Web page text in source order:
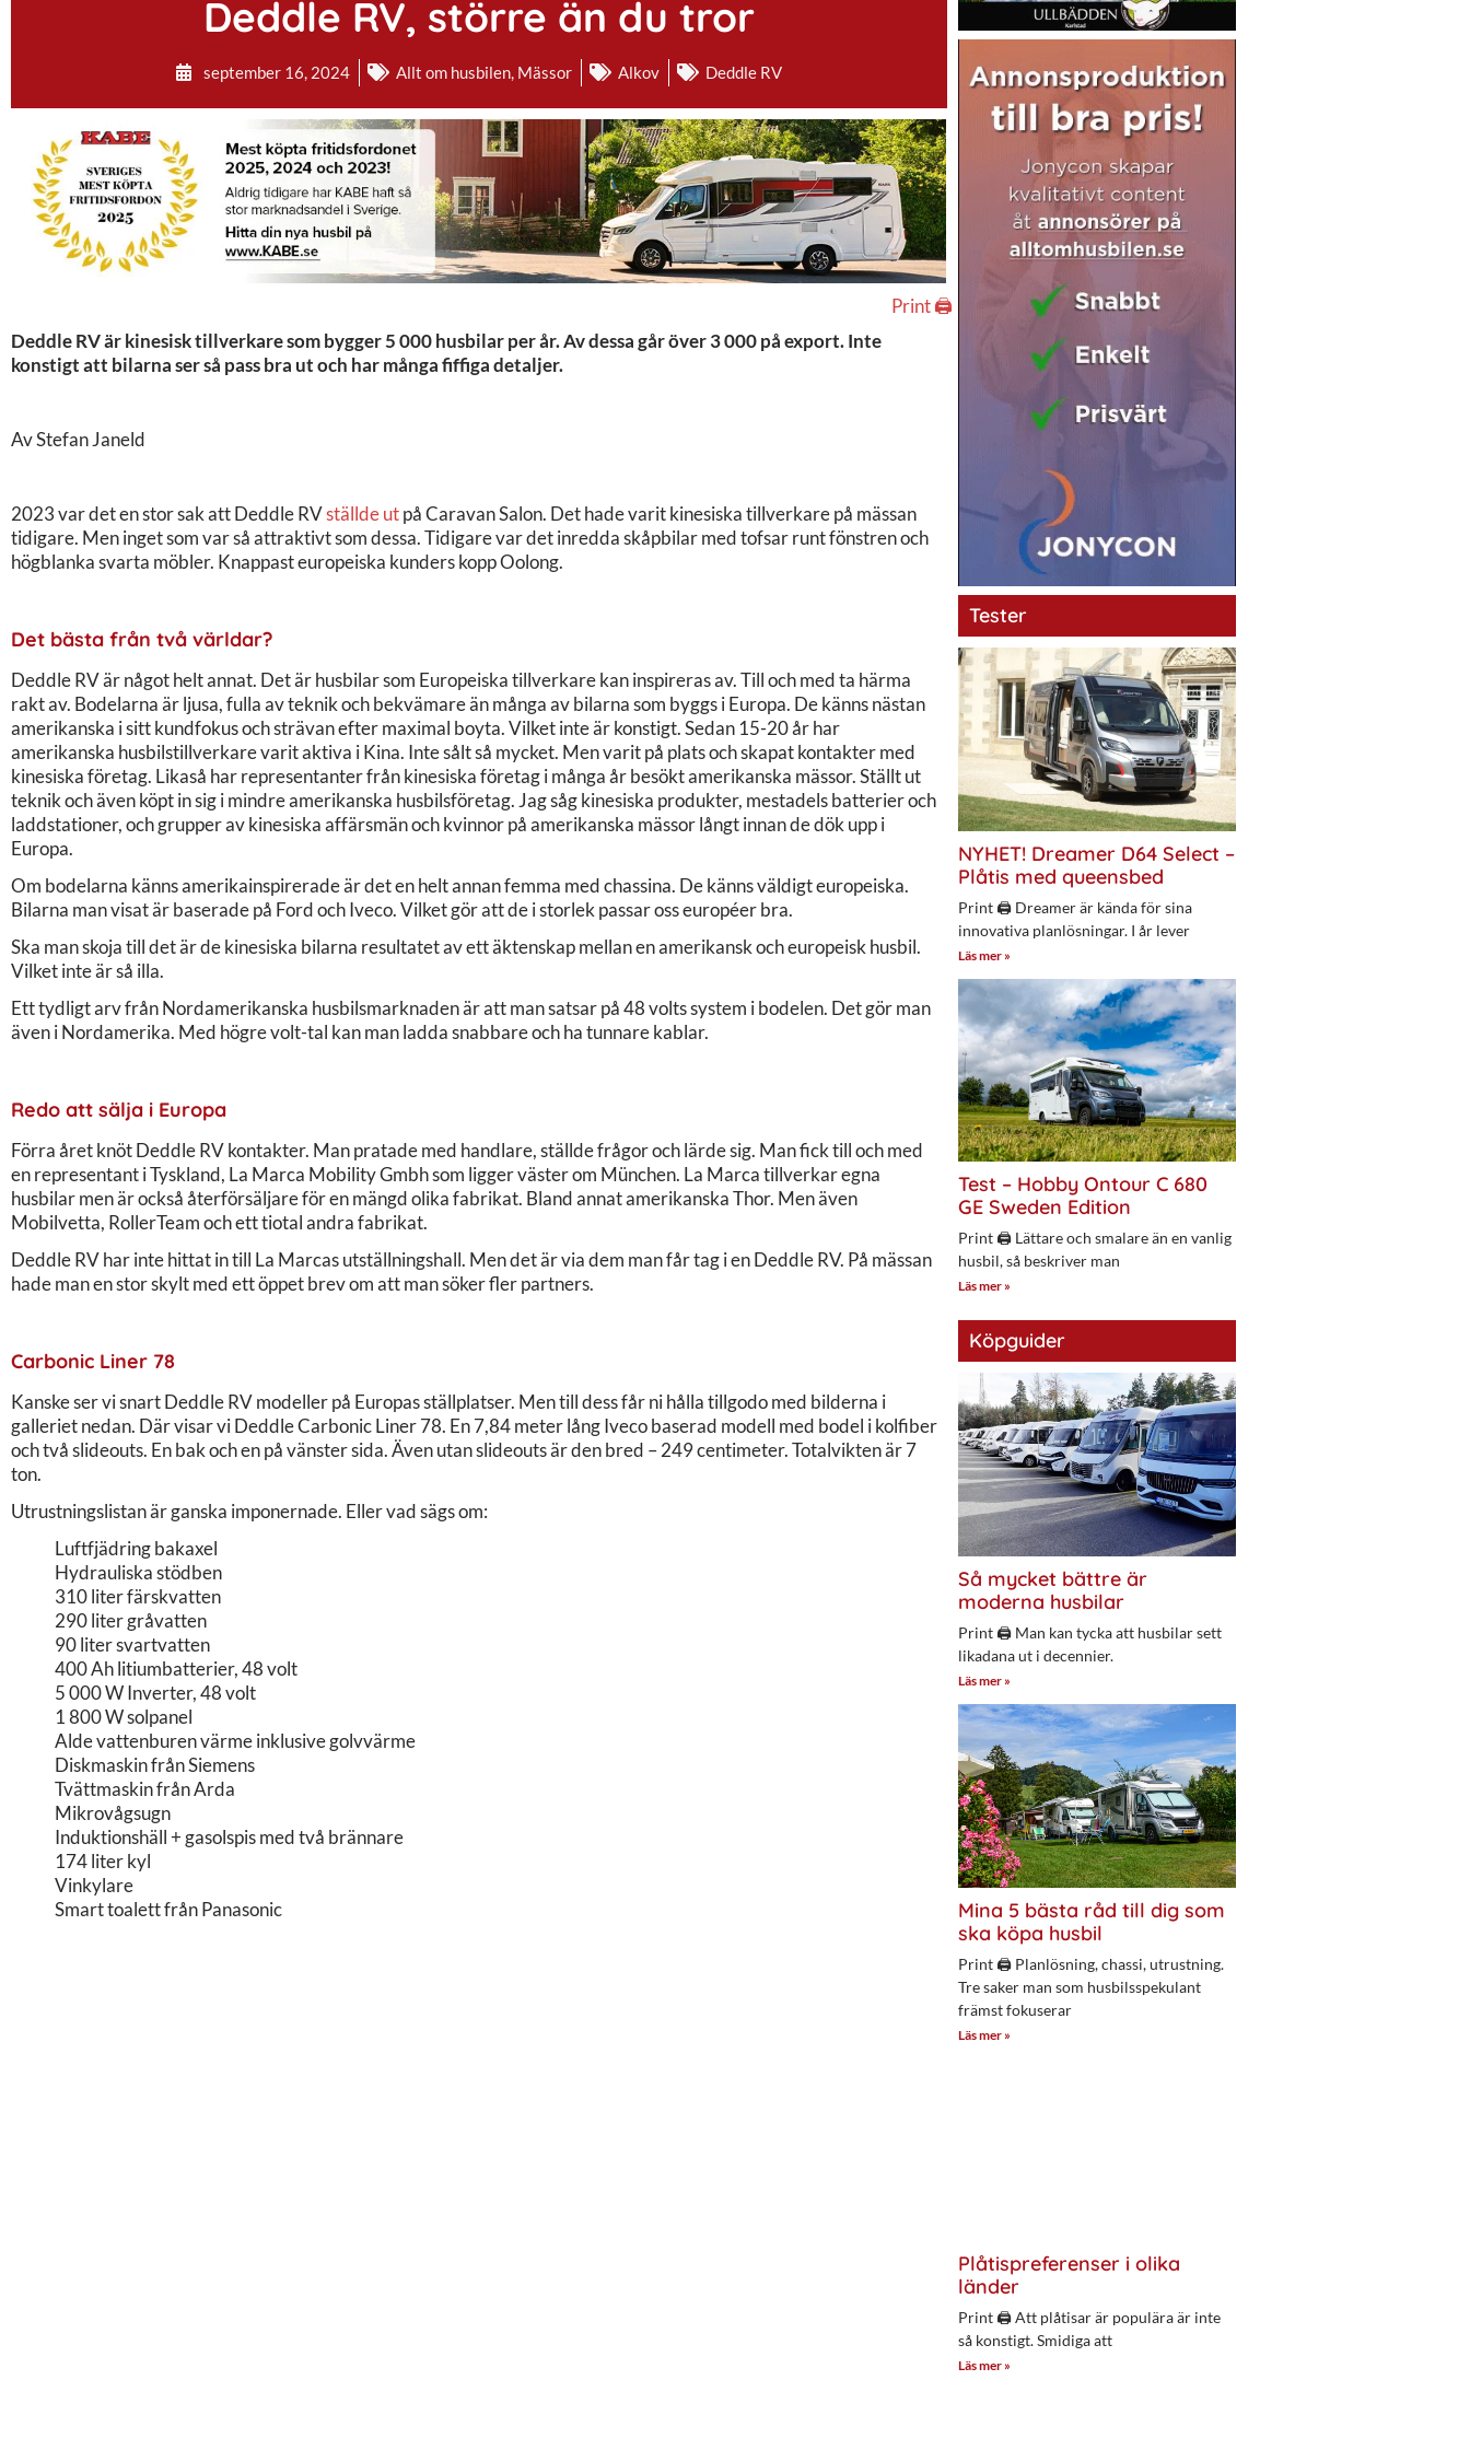
Deddle RV, större än du tror
september 16, 2024 Allt om husbilen, Mässor Alkov Deddle RV
Print 🖨
Deddle RV är kinesisk tillverkare som bygger 5 000 husbilar per år. Av dessa går över 3 000 på export. Inte
konstigt att bilarna ser så pass bra ut och har många fiffiga detaljer.
Av Stefan Janeld
2023 var det en stor sak att Deddle RVställde utpå Caravan Salon. Det hade varit kinesiska tillverkare på mässan
tidigare. Men inget som var så attraktivt som dessa. Tidigare var det inredda skåpbilar med tofsar runt fönstren och
högblanka svarta möbler. Knappast europeiska kunders kopp Oolong.
Det bästa från två världar?
Deddle RV är något helt annat. Det är husbilar som Europeiska tillverkare kan inspireras av. Till och med ta härma
rakt av. Bodelarna är ljusa, fulla av teknik och bekvämare än många av bilarna som byggs i Europa. De känns nästan
amerikanska i sitt kundfokus och strävan efter maximal boyta. Vilket inte är konstigt. Sedan 15-20 år har
amerikanska husbilstillverkare varit aktiva i Kina. Inte sålt så mycket. Men varit på plats och skapat kontakter med
kinesiska företag. Likaså har representanter från kinesiska företag i många år besökt amerikanska mässor. Ställt ut
teknik och även köpt in sig i mindre amerikanska husbilsföretag. Jag såg kinesiska produkter, mestadels batterier och
laddstationer, och grupper av kinesiska affärsmän och kvinnor på amerikanska mässor långt innan de dök upp i
Europa.
Om bodelarna känns amerikainspirerade är det en helt annan femma med chassina. De känns väldigt europeiska.
Bilarna man visat är baserade på Ford och Iveco. Vilket gör att de i storlek passar oss européer bra.
Ska man skoja till det är de kinesiska bilarna resultatet av ett äktenskap mellan en amerikansk och europeisk husbil.
Vilket inte är så illa.
Ett tydligt arv från Nordamerikanska husbilsmarknaden är att man satsar på 48 volts system i bodelen. Det gör man
även i Nordamerika. Med högre volt-tal kan man ladda snabbare och ha tunnare kablar.
Redo att sälja i Europa
Förra året knöt Deddle RV kontakter. Man pratade med handlare, ställde frågor och lärde sig. Man fick till och med
en representant i Tyskland, La Marca Mobility Gmbh som ligger väster om München. La Marca tillverkar egna
husbilar men är också återförsäljare för en mängd olika fabrikat. Bland annat amerikanska Thor. Men även
Mobilvetta, RollerTeam och ett tiotal andra fabrikat.
Deddle RV har inte hittat in till La Marcas utställningshall. Men det är via dem man får tag i en Deddle RV. På mässan
hade man en stor skylt med ett öppet brev om att man söker fler partners.
Carbonic Liner 78
Kanske ser vi snart Deddle RV modeller på Europas ställplatser. Men till dess får ni hålla tillgodo med bilderna i
galleriet nedan. Där visar vi Deddle Carbonic Liner 78. En 7,84 meter lång Iveco baserad modell med bodel i kolfiber
och två slideouts. En bak och en på vänster sida. Även utan slideouts är den bred – 249 centimeter. Totalvikten är 7
ton.
Utrustningslistan är ganska imponernade. Eller vad sägs om:
Luftfjädring bakaxel
Hydrauliska stödben
310 liter färskvatten
290 liter gråvatten
90 liter svartvatten
400 Ah litiumbatterier, 48 volt
5 000 W Inverter, 48 volt
1 800 W solpanel
Alde vattenburen värme inklusive golvvärme
Diskmaskin från Siemens
Tvättmaskin från Arda
Mikrovågsugn
Induktionshäll + gasolspis med två brännare
174 liter kyl
Vinkylare
Smart toalett från Panasonic
Tester
NYHET! Dreamer D64 Select –
Plåtis med queensbed
Print 🖨 Dreamer är kända för sina
innovativa planlösningar. I år lever
Läs mer »
Test – Hobby Ontour C 680
GE Sweden Edition
Print 🖨 Lättare och smalare än en vanlig
husbil, så beskriver man
Läs mer »
Köpguider
Så mycket bättre är
moderna husbilar
Print 🖨 Man kan tycka att husbilar sett
likadana ut i decennier.
Läs mer »
Mina 5 bästa råd till dig som
ska köpa husbil
Print 🖨 Planlösning, chassi, utrustning.
Tre saker man som husbilsspekulant
främst fokuserar
Läs mer »
Plåtispreferenser i olika
länder
Print 🖨 Att plåtisar är populära är inte
så konstigt. Smidiga att
Läs mer »